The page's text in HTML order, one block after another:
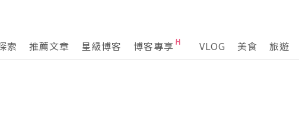
索 推薦文章 星級博客 博客專享 VLOG 美食 旅遊